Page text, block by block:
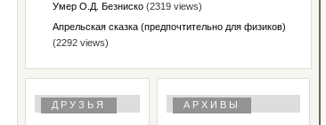
Умер О.Д. Безниско (2319 views)
Апрельская сказка (предпочтительно для физиков)
(2292 views)
ДРУЗЬЯ АРХИВЫ